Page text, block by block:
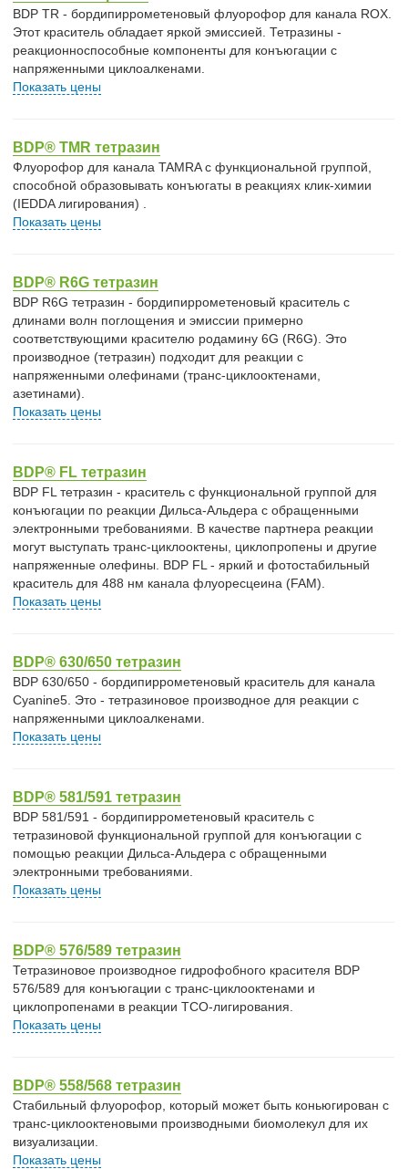
BDP TR - бордипиррометеновый флуорофор для канала ROX.
Этот краситель обладает яркой эмиссией. Тетразины -
реакционноспособные компоненты для конъюгации с
напряженными циклоалкенами.
Показать цены
BDP® TMR тетразин
Флуорофор для канала TAMRA с функциональной группой,
способной образовывать конъюгаты в реакциях клик-химии
(IEDDA лигирования) .
Показать цены
BDP® R6G тетразин
BDP R6G тетразин - бордипиррометеновый краситель с
длинами волн поглощения и эмиссии примерно
соответствующими красителю родамину 6G (R6G). Это
производное (тетразин) подходит для реакции с
напряженными олефинами (транс-циклооктенами,
азетинами).
Показать цены
BDP® FL тетразин
BDP FL тетразин - краситель с функциональной группой для
конъюгации по реакции Дильса-Альдера с обращенными
электронными требованиями. В качестве партнера реакции
могут выступать транс-циклооктены, циклопропены и другие
напряженные олефины. BDP FL - яркий и фотостабильный
краситель для 488 нм канала флуоресцеина (FAM).
Показать цены
BDP® 630/650 тетразин
BDP 630/650 - бордипиррометеновый краситель для канала
Cyanine5. Это - тетразиновое производное для реакции с
напряженными циклоалкенами.
Показать цены
BDP® 581/591 тетразин
BDP 581/591 - бордипиррометеновый краситель с
тетразиновой функциональной группой для конъюгации с
помощью реакции Дильса-Альдера с обращенными
электронными требованиями.
Показать цены
BDP® 576/589 тетразин
Тетразиновое производное гидрофобного красителя BDP
576/589 для конъюгации с транс-циклооктенами и
циклопропенами в реакции TCO-лигирования.
Показать цены
BDP® 558/568 тетразин
Стабильный флуорофор, который может быть коньюгирован с
транс-циклооктеновыми производными биомолекул для их
визуализации.
Показать цены